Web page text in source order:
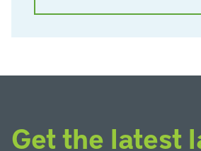
Get the latest